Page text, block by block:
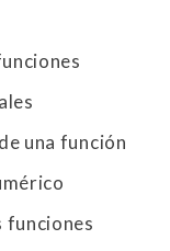
una función
funciones